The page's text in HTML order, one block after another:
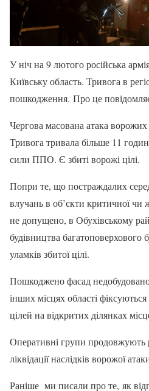
У ніч на 9 лютого російська
Київську область. Тривога в
пошкодження. Про це
Чергова масована атака
Тривога тривала більше 11
сили ППО. Є збиті ворожі цілі.
Попри те, що постраждалих
влучань в об’єкти критичної чи
не допущено, в Обухівському
будівництва багатоповерхового
уламків збитої цілі.
Пошкоджено фасад
інших місцях області
цілей на відкритих ділянках
Оперативні групи продовжують
ліквідації наслідків ворожої
Раніше ми писали про те, як